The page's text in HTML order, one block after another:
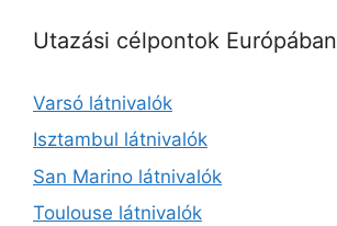
Utazási célpontok Európában
Varsó látnivalók
Isztambul látnivalók
San Marino látnivalók
Toulouse látnivalók